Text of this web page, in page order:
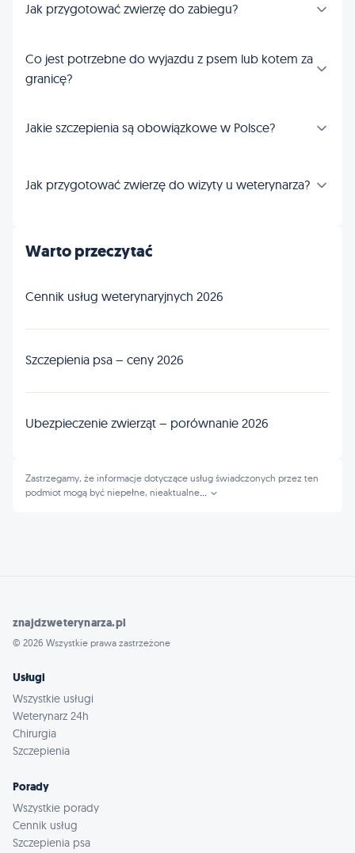
Jak przygotować zwierzę do zabiegu?
Co jest potrzebne do wyjazdu z psem lub kotem za
granicę?
Jakie szczepienia są obowiązkowe w Polsce?
Jak przygotować zwierzę do wizyty u weterynarza?
Warto przeczytać
Cennik usług weterynaryjnych 2026
Szczepienia psa – ceny 2026
Ubezpieczenie zwierząt – porównanie 2026
Zastrzegamy, że informacje dotyczące usług świadczonych przez ten
podmiot mogą być niepełne, nieaktualne
znajdzweterynarza.pl
© 2026 Wszystkie prawa zastrzeżone
Usługi
Wszystkie usługi
Weterynarz 24h
Chirurgia
Szczepienia
Porady
Wszystkie porady
Cennik usług
Szczepienia psa